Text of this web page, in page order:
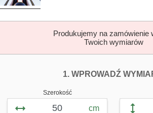
Produkujemy na zamówienie
Twoich wymiarów
1. WPROWADŹ
Szerokość
cm